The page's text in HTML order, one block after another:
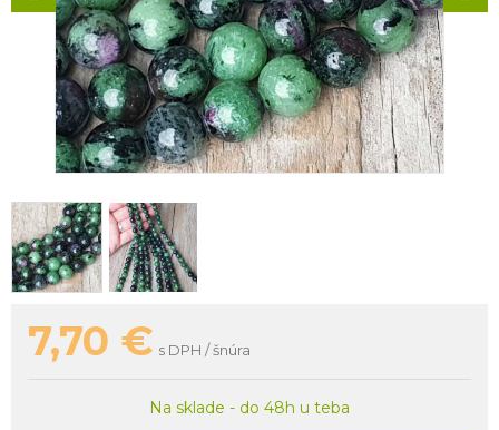
7,70 € s DPH / šnúra
Na sklade - do 48h u teba